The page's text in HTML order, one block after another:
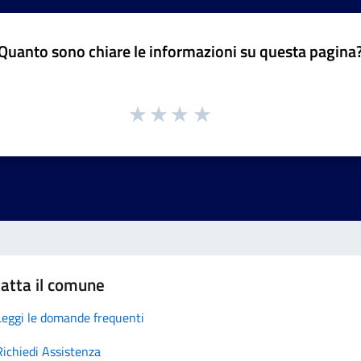
sono chiare le informazioni su questa
il comune
le domande frequenti
Assistenza